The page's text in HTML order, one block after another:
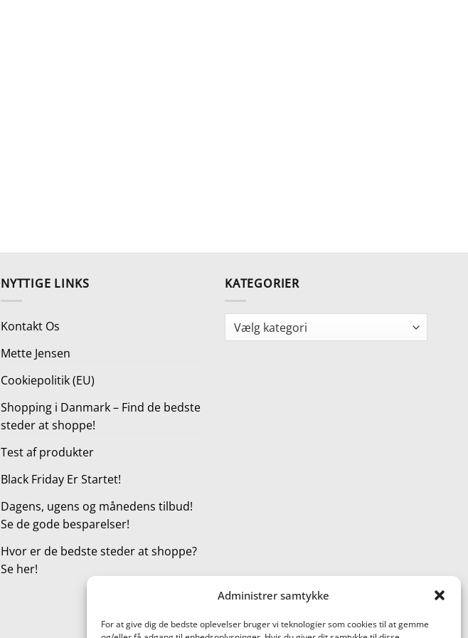
Administrer samtykke
For at give dig de bedste oplevelser bruger vi teknologier som cookies til at gemme
NYTTIGE LINKS
Kontakt Os
Mette Jensen
Cookiepolitik (EU)
Shopping i Danmark – Find de bedste
steder at shoppe!
Test af produkter
Black Friday Er Startet!
Dagens, ugens og månedens tilbud!
Se de gode besparelser!
Hvor er de bedste steder at shoppe?
Se her!
KATEGORIER
Kategorier